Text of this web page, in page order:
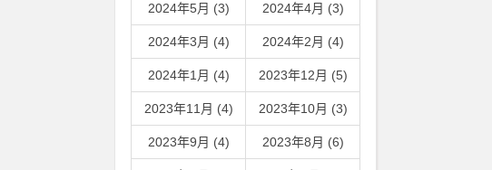
2024年5月 (3) 2024年4月 (3)
2024年3月 (4) 2024年2月 (4)
2024年1月 (4) 2023年12月 (5)
2023年11月 (4) 2023年10月 (3)
2023年9月 (4) 2023年8月 (6)